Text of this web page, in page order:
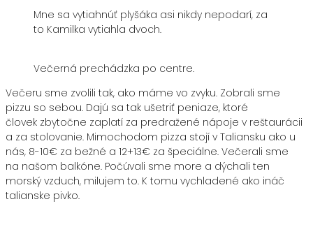
Mne sa vytiahnúť plyšáka asi nikdy nepodarí, za
to Kamilka vytiahla dvoch.
Večerná prechádzka po centre.
Večeru sme zvolili tak, ako máme vo zvyku. Zobrali sme
pizzu so sebou. Dajú sa tak ušetriť peniaze, ktoré
človek zbytočne zaplatí za predražené nápoje v reštaurácii
a za stolovanie. Mimochodom pizza stojí v Taliansku ako u
nás, 8-10€ za bežné a 12+13€ za špeciálne. Večerali sme
na našom balkóne. Počúvali sme more a dýchali ten
morský vzduch, milujem to. K tomu vychladené ako ináč
talianske pivko.